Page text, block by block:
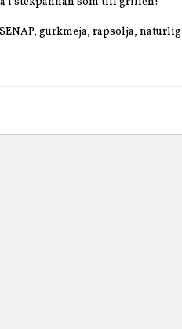
gurkmeja, rapsolja, naturlig